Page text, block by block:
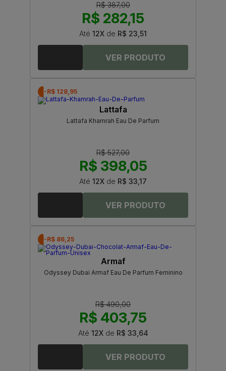
R$ 387,00
R$ 282,15
Até 12X de R$ 23,51
-R$ 128,95
Lattafa
Lattafa Khamrah Eau De Parfum
R$ 527,00
R$ 398,05
Até 12X de R$ 33,17
-R$ 86,25
Armaf
Odyssey Dubai Armaf Eau De Parfum Feminino
R$ 490,00
R$ 403,75
Até 12Xde R$ 33,64